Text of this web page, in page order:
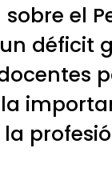
el
déficit